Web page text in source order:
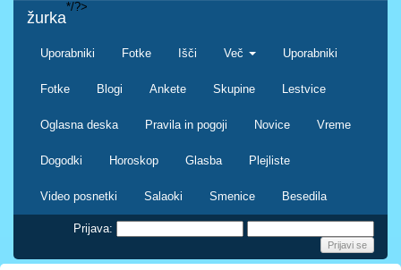
žurka
Uporabniki Fotke Išči Več Uporabniki
Fotke Blogi Ankete Skupine Lestvice
Oglasna deska Pravila in pogoji Novice Vreme
Dogodki Horoskop Glasba Plejliste
Video posnetki Salaoki Smenice Besedila
*/?>
Prijava: